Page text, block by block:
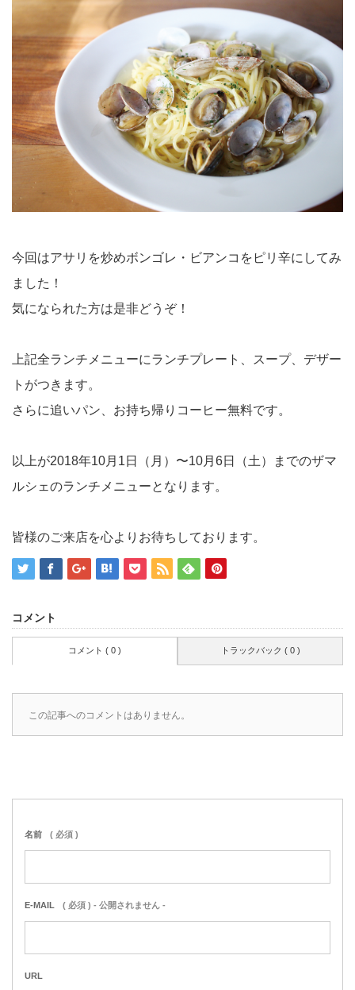
今回はアサリを炒めボンゴレ・ビアンコをピリ辛にしてみ
ました！
気になられた方は是非どうぞ！
上記全ランチメニューにランチプレート、スープ、デザー
トがつきます。
さらに追いパン、お持ち帰りコーヒー無料です。
以上が2018年10月1日（月）〜10月6日（土）までのザマ
ルシェのランチメニューとなります。
皆様のご来店を心よりお待ちしております。
コメント
コメント ( 0 ) トラックバック ( 0 )
この記事へのコメントはありません。
名前 ( 必須 )
E-MAIL ( 必須 ) - 公開されません -
URL